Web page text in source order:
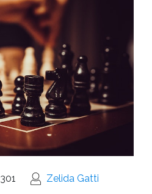
301 Zelida Gatti